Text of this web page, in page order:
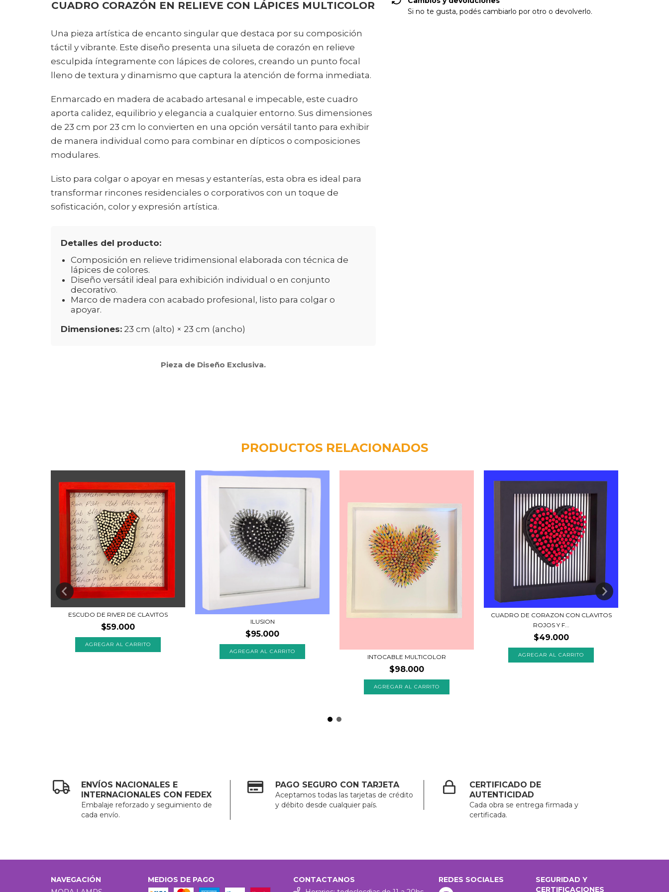
CUADRO CORAZÓN EN RELIEVE CON LÁPICES MULTICOLOR
Una pieza artística de encanto singular que destaca por su composición
táctil y vibrante. Este diseño presenta una silueta de corazón en relieve
esculpida íntegramente con lápices de colores, creando un punto focal
lleno de textura y dinamismo que captura la atención de forma inmediata.
Enmarcado en madera de acabado artesanal e impecable, este cuadro
aporta calidez, equilibrio y elegancia a cualquier entorno. Sus dimensiones
de 23 cm por 23 cm lo convierten en una opción versátil tanto para exhibir
de manera individual como para combinar en dípticos o composiciones
modulares.
Listo para colgar o apoyar en mesas y estanterías, esta obra es ideal para
transformar rincones residenciales o corporativos con un toque de
sofisticación, color y expresión artística.
Detalles del producto:
Composición en relieve tridimensional elaborada con técnica de
lápices de colores.
Diseño versátil ideal para exhibición individual o en conjunto
decorativo.
Marco de madera con acabado profesional, listo para colgar o
apoyar.
Dimensiones: 23 cm (alto) × 23 cm (ancho)
Pieza de Diseño Exclusiva.
Si no te gusta, podés cambiarlo por otro o devolverlo.
PRODUCTOS RELACIONADOS
ESCUDO DE RIVER DE CLAVITOS
$59.000
ILUSION
$95.000
INTOCABLE MULTICOLOR
$98.000
AGREGAR AL CARRITO
CUADRO DE CORAZON CON CLAVITOS
ROJOS Y F...
$49.000
AGREGAR AL CARRITO
ENVÍOS NACIONALES E
INTERNACIONALES CON FEDEX
Embalaje reforzado y seguimiento de
cada envío.
PAGO SEGURO CON TARJETA
Aceptamos todas las tarjetas de crédito
y débito desde cualquier país.
CERTIFICADO DE
AUTENTICIDAD
Cada obra se entrega firmada y
certificada.
NAVEGACIÓN
MEDIOS DE PAGO
CONTACTANOS
REDES SOCIALES
SEGURIDAD Y
CERTIFICACIONES